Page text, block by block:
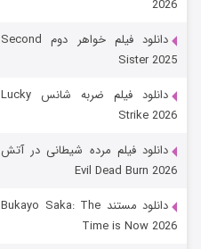
رویایی برای تو
قسمت
2026
دانلود فیلم خواهر دوم Second
Sister 2025
دانلود فیلم ضربه شانس Lucky
Strike 2026
دانلود فیلم مرده شیطانی در آتش
Evil Dead Burn 2026
دانلود مستند Bukayo Saka: The
Time is Now 2026